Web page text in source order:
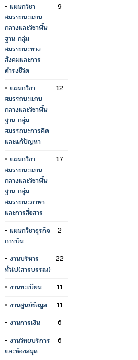
• แผนกวิชา
สมรรถนะแกน
กลางและวิชาพื้น
ฐาน กลุ่ม
สมรรถนะทาง
สังคมและการ
ดำรงชีวิต
9
• แผนกวิชา
สมรรถนะแกน
กลางและวิชาพื้น
ฐาน กลุ่ม
สมรรถนะการคิด
และแก้ปัญหา
12
• แผนกวิชา
สมรรถนะแกน
กลางและวิชาพื้น
ฐาน กลุ่ม
สมรรถนะภาษา
และการสื่อสาร
17
• แผนกวิชาธุรกิจ
การบิน
2
• งานบริหาร
ทั่วไป(สารบรรณ)
22
• งานทะเบียน
11
• งานศูนย์ข้อมูล
11
• งานการเงิน
6
• งานวิทยบริการ
และห้องสมุด
6